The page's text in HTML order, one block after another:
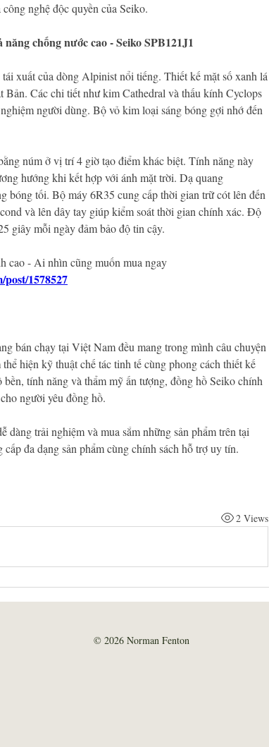
nghệ độc quyền của Seiko.
chống nước cao - Seiko SPB121J1
xuất của dòng Alpinist nổi tiếng. Thiết kế mặt số xanh lá
Bản. Các chi tiết như kim Cathedral và thấu kính Cyclops
người dùng. Bộ vỏ kim loại sáng bóng gợi nhớ đến
núm ở vị trí 4 giờ tạo điểm khác biệt. Tính năng này
hướng khi kết hợp với ánh mặt trời. Dạ quang
bóng tối. Bộ máy 6R35 cung cấp thời gian trữ cót lên đến
và lên dây tay giúp kiểm soát thời gian chính xác. Độ
giây mỗi ngày đảm bảo độ tin cậy.
cao - Ai nhìn cũng muốn mua ngay
1578527
bán chạy tại Việt Nam đều mang trong mình câu chuyện
hiện kỹ thuật chế tác tinh tế cùng phong cách thiết kế
tính năng và thẩm mỹ ấn tượng, đồng hồ Seiko chính
người yêu đồng hồ.
dàng trải nghiệm và mua sắm những sản phẩm trên tại
đa dạng sản phẩm cùng chính sách hỗ trợ uy tín.
2 Views
© 2026 Norman Fenton